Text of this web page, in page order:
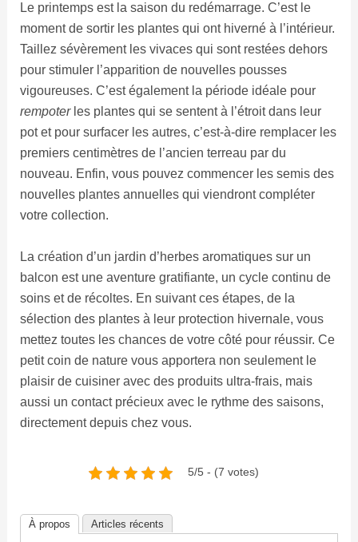
Le printemps est la saison du redémarrage. C’est le
moment de sortir les plantes qui ont hiverné à l’intérieur.
Taillez sévèrement les vivaces qui sont restées dehors
pour stimuler l’apparition de nouvelles pousses
vigoureuses. C’est également la période idéale pour
rempoterles plantes qui se sentent à l’étroit dans leur
pot et pour surfacer les autres, c’est-à-dire remplacer les
premiers centimètres de l’ancien terreau par du
nouveau. Enfin, vous pouvez commencer les semis des
nouvelles plantes annuelles qui viendront compléter
votre collection.
La création d’un jardin d’herbes aromatiques sur un
balcon est une aventure gratifiante, un cycle continu de
soins et de récoltes. En suivant ces étapes, de la
sélection des plantes à leur protection hivernale, vous
mettez toutes les chances de votre côté pour réussir. Ce
petit coin de nature vous apportera non seulement le
plaisir de cuisiner avec des produits ultra-frais, mais
aussi un contact précieux avec le rythme des saisons,
directement depuis chez vous.
5/5 - (7 votes)
À propos Articles récents